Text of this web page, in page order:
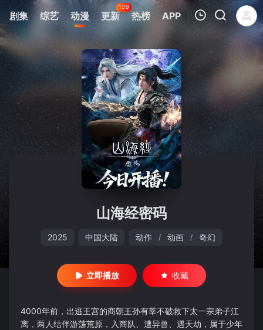
剧集 综艺 动漫 更新
139
热榜 APP
我的观影记录
暂无观看影片的记录
山海经密码
2025 中国大陆 动作 / 动画 / 奇幻
立即播放 收藏
4000年前，出逃王宫的商朝王孙有莘不破救下太一宗弟子江
离，两人结伴游荡荒原，入商队、遭异兽、遇天劫，属于少年